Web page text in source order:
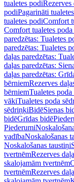
tualetes podiRezerves
podiPagarināti
tualetes podiComfort
Comfort tualetes
paredzētas: Tualetes
paredzētas: Tualetes
daļas paredzētas:
daļas paredzētas:
daļas paredzētas:
bērniemRezerves
bērniemTualetes
vākiTualetes poda
sēdriņķiBidēSienas
bidēGrīdas bidē
Piederumi
vadībaNoskalošanas
Noskalošanas taustiņi
tvertnēmRezerves
skalojamām tvertnēm
tvertnēmRezerves